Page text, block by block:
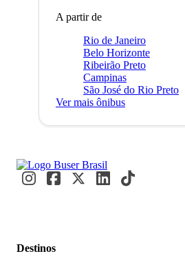
A partir de
Rio de Janeiro
Belo Horizonte
Ribeirão Preto
Campinas
São José do Rio Preto
Ver mais ônibus
Destinos